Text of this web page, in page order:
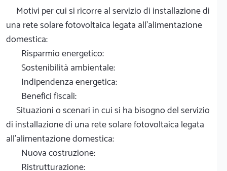
Motivi per cui si ricorre al servizio di installazione di
una rete solare fotovoltaica legata all'alimentazione
domestica:
Risparmio energetico:
Sostenibilità ambientale:
Indipendenza energetica:
Benefici fiscali:
Situazioni o scenari in cui si ha bisogno del servizio
di installazione di una rete solare fotovoltaica legata
all'alimentazione domestica:
Nuova costruzione:
Ristrutturazione: